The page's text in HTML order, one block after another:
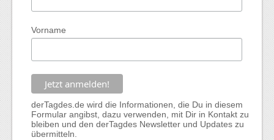
Vorname
derTagdes.de wird die Informationen, die Du in diesem
Formular angibst, dazu verwenden, mit Dir in Kontakt zu
bleiben und den derTagdes Newsletter und Updates zu
übermitteln.